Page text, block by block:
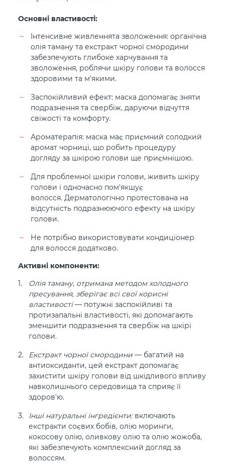
Основні властивості:
Інтенсивне живленнята зволоження: органічна
олія таману та екстракт чорної смородини
забезпечують глибоке харчування та
зволоження, роблячи шкіру голови та волосся
здоровими та м'якими.
Заспокійливий ефект: маска допомагає зняти
подразнення та свербіж, даруючи відчуття
свіжості та комфорту.
Ароматерапія: маска має приємний солодкий
аромат чорниці, що робить процедуру
догляду за шкірою голови ще приємнішою.
Для проблемної шкіри голови, живить шкіру
голови і одночасно пом'якшує
волосся. Дерматологічно протестована на
відсутність подразнюючого ефекту на шкіру
голови.
Не потрібно використовувати кондиціонер
для волосся додатково.
Активні компоненти:
Олія таману, отримана методом холодного
пресування, зберігає всі свої корисні
властивості— потужні заспокійливі та
протизапальні властивості, які допомагають
зменшити подразнення та свербіж на шкірі
голови.
Екстракт чорної смородини — багатий на
антиоксиданти, цей екстракт допомагає
захистити шкіру голови від шкідливого впливу
навколишнього середовища та сприяє її
здоров'ю.
Інші натуральні інгредієнти:включають
екстракти соєвих бобів, олію моринги,
кокосову олію, оливкову олію та олію жожоба,
які забезпечують комплексний догляд за
волоссям.